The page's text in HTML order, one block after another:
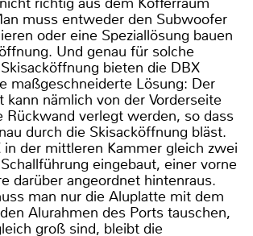
muss entweder den Subwoofer
oder eine Speziallösung bauen
Und genau für solche
bieten die DBX
maßgeschneiderte Lösung: Der
kann nämlich von der Vorderseite
Rückwand verlegt werden, so dass
durch die Skisacköffnung bläst.
in der mittleren Kammer gleich zwei
eingebaut, einer vorne
darüber angeordnet hintenraus.
man nur die Aluplatte mit dem
Alurahmen des Ports tauschen,
groß sind, bleibt die